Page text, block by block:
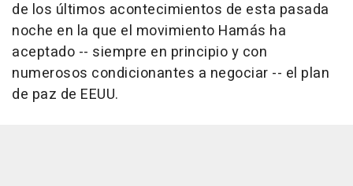
de los últimos acontecimientos de esta pasada
noche en la que el movimiento Hamás ha
aceptado -- siempre en principio y con
numerosos condicionantes a negociar -- el plan
de paz de EEUU.